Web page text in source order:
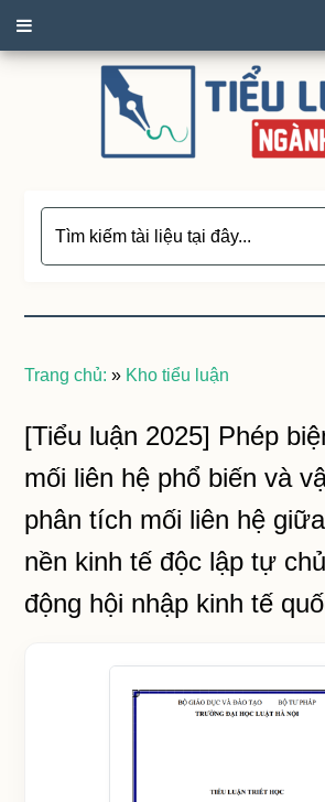
Trang chủ: » Kho tiểu luận
[Tiểu luận 2025] Phép
mối liên hệ phổ biến và
phân tích mối liên hệ
nền kinh tế độc lập tự
động hội nhập kinh tế